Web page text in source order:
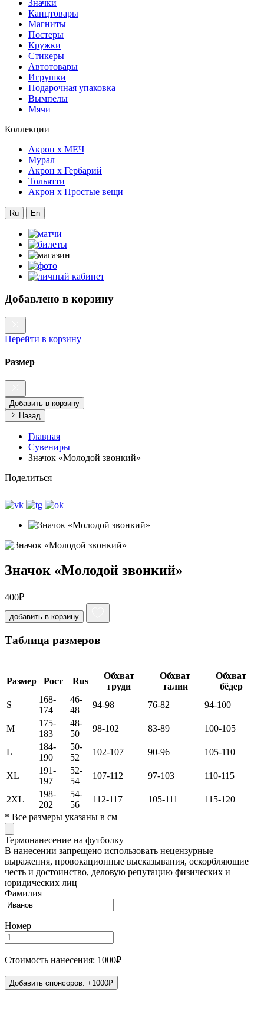
Значки
Канцтовары
Магниты
Постеры
Кружки
Стикеры
Автотовары
Игрушки
Подарочная упаковка
Вымпелы
Мячи
Коллекции
Акрон x МЕЧ
Мурал
Акрон x Гербарий
Тольятти
Акрон x Простые вещи
Ru En
Добавлено в корзину
Перейти в корзину
Размер
Добавить в корзину
Назад
Главная
Сувениры
Значок «Молодой звонкий»
Поделиться
Значок «Молодой звонкий»
400₽
добавить в корзину
Таблица размеров
Размер Рост Rus
Обхват
груди
Обхват
талии
Обхват
бёдер
S
168-
174
46-
48
94-98 76-82 94-100
M
175-
183
48-
50
98-102 83-89 100-105
L
184-
190
50-
52
102-107 90-96 105-110
XL
191-
197
52-
54
107-112 97-103 110-115
2XL
198-
202
54-
56
112-117 105-111
115-120
* Все размеры указаны в см
Термонанесение на футболку
В нанесении запрещено использовать нецензурные
выражения, провокационные высказывания, оскорбляющие
честь и достоинство, деловую репутацию физических и
юридических лиц
Фамилия
Номер
Стоимость нанесения: 1000₽
Добавить спонсоров: +1000₽